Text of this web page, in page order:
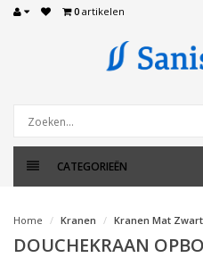
0 artikelen
CATEGORIEËN
Home Kranen Kranen Mat Zwart
DOUCHEKRAAN